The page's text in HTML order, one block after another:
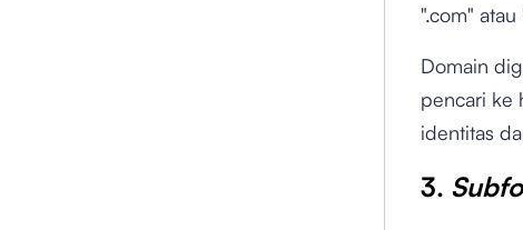
".com" atau
Domain
pencari ke
identitas
3.